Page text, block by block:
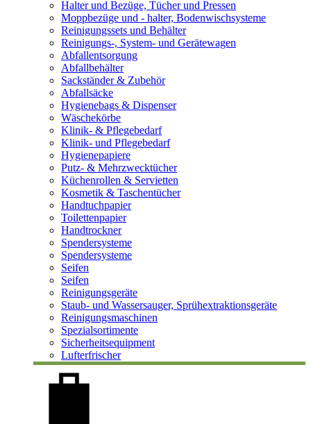
Halter und Bezüge, Tücher und Pressen
Moppbezüge und - halter, Bodenwischsysteme
Reinigungssets und Behälter
Reinigungs-, System- und Gerätewagen
Abfallentsorgung
Abfallbehälter
Sackständer & Zubehör
Abfallsäcke
Hygienebags & Dispenser
Wäschekörbe
Klinik- & Pflegebedarf
Klinik- und Pflegebedarf
Hygienepapiere
Putz- & Mehrzwecktücher
Küchenrollen & Servietten
Kosmetik & Taschentücher
Handtuchpapier
Toilettenpapier
Handtrockner
Spendersysteme
Spendersysteme
Seifen
Seifen
Reinigungsgeräte
Staub- und Wassersauger, Sprühextraktionsgeräte
Reinigungsmaschinen
Spezialsortimente
Sicherheitsequipment
Lufterfrischer